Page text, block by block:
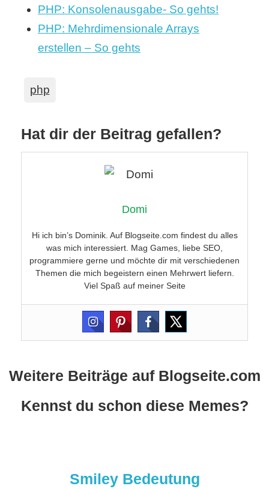
PHP: Konsolenausgabe- So gehts!
PHP: Mehrdimensionale Arrays
erstellen – So gehts
php
Hat dir der Beitrag gefallen?
Domi
Hi ich bin’s Dominik. Auf Blogseite.com findest du alles
was mich interessiert. Mag Games, liebe SEO,
programmiere gerne und möchte dir mit verschiedenen
Themen die mich begeistern einen Mehrwert liefern.
Viel Spaß auf meiner Seite
Weitere Beiträge auf Blogseite.com
Kennst du schon diese Memes?
Smiley Bedeutung